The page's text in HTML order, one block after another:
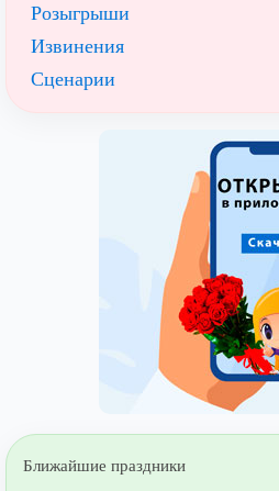
Розыгрыши
Извинения
Сценарии
Ближайшие праздники